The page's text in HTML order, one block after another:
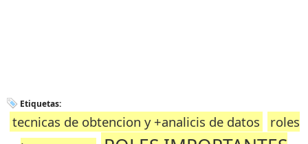
Etiquetas:
tecnicas de obtencion y +analicis de datos
roles